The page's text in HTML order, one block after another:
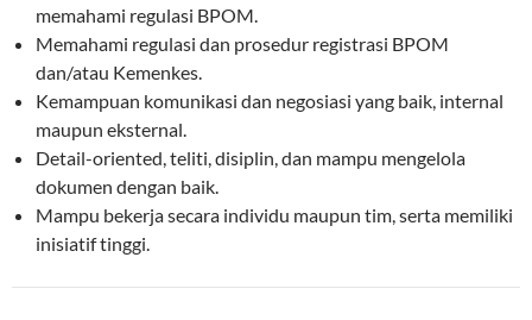
memahami regulasi BPOM.
Memahami regulasi dan prosedur registrasi BPOM
dan/atau Kemenkes.
Kemampuan komunikasi dan negosiasi yang baik, internal
maupun eksternal.
Detail-oriented, teliti, disiplin, dan mampu mengelola
dokumen dengan baik.
Mampu bekerja secara individu maupun tim, serta memiliki
inisiatif tinggi.